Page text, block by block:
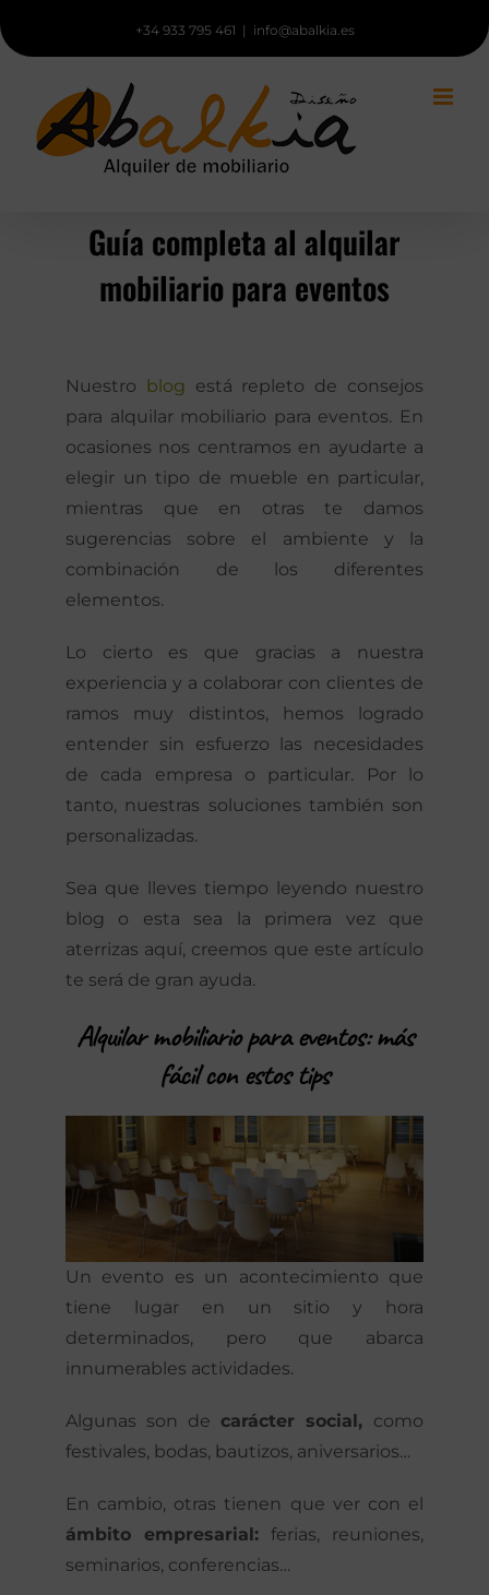
al
+34 933 795 461 | info@abalkia.es
Guía completa al alquilar
mobiliario para eventos
Nuestro blog está repleto de consejos
para alquilar mobiliario para eventos. En
ocasiones nos centramos en ayudarte a
elegir un tipo de mueble en particular,
mientras que en otras te damos
sugerencias sobre el ambiente y la
combinación de los diferentes
elementos.
Lo cierto es que gracias a nuestra
experiencia y a colaborar con clientes de
ramos muy distintos, hemos logrado
entender sin esfuerzo las necesidades
de cada empresa o particular. Por lo
tanto, nuestras soluciones también son
personalizadas.
Sea que lleves tiempo leyendo nuestro
blog o esta sea la primera vez que
aterrizas aquí, creemos que este artículo
te será de gran ayuda.
Alquilar mobiliario para eventos: más
fácil con estos tips
Un evento es un acontecimiento que
tiene lugar en un sitio y hora
determinados, pero que abarca
innumerables actividades.
Algunas son de carácter social, como
festivales, bodas, bautizos, aniversarios…
En cambio, otras tienen que ver con el
ámbito empresarial: ferias, reuniones,
seminarios, conferencias…